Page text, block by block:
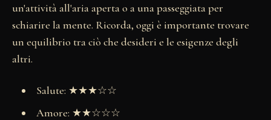
un'attività all'aria aperta o a una passeggiata per
schiarire la mente. Ricorda, oggi è importante trovare
un equilibrio tra ciò che desideri e le esigenze degli
altri.
Salute: ★★★☆☆
Amore: ★★☆☆☆